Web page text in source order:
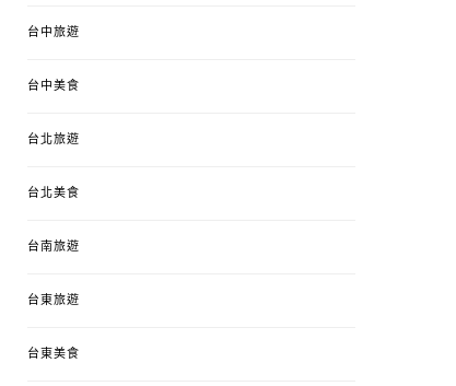
台中旅遊
台中美食
台北旅遊
台北美食
台南旅遊
台東旅遊
台東美食